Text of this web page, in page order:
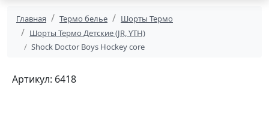
Главная Термо белье
Шорты Термо
Шорты Термо Детские (JR, YTH)
Shock Doctor Boys Hockey core
Артикул: 6418